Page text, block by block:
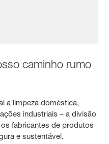
caminho rumo
a limpeza doméstica,
industriais – a divisão
fabricantes de produtos
e sustentável.